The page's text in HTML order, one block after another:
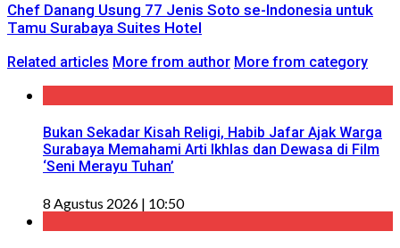
Chef Danang Usung 77 Jenis Soto se-Indonesia untuk
Tamu Surabaya Suites Hotel
Related articles More from author More from category
Bukan Sekadar Kisah Religi, Habib Jafar Ajak Warga
Surabaya Memahami Arti Ikhlas dan Dewasa di Film
‘Seni Merayu Tuhan’
8 Agustus 2026 | 10:50